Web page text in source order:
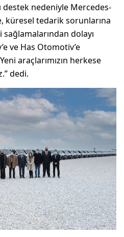
destek nedeniyle Mercedes-
küresel tedarik sorunlarına
dolayı
ve Has Otomotiv’e
araçlarımızın herkese
dedi.